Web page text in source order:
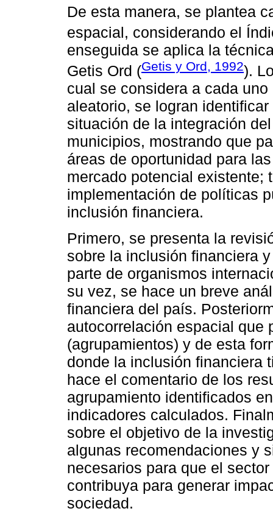
De esta manera, se plantea
espacial, considerando el
enseguida se aplica la
Getis Ord (Getis y Ord, 1992).
cual se considera a cada
aleatorio, se logran identificar
situación de la integración
municipios, mostrando que
áreas de oportunidad para
mercado potencial existente;
implementación de políticas
inclusión financiera.
Primero, se presenta la
sobre la inclusión financiera
parte de organismos
su vez, se hace un breve
financiera del país.
autocorrelación espacial
(agrupamientos) y de esta
donde la inclusión financiera
hace el comentario de los
agrupamiento identificados
indicadores calculados.
sobre el objetivo de la
algunas recomendaciones y
necesarios para que el
contribuya para generar
sociedad.